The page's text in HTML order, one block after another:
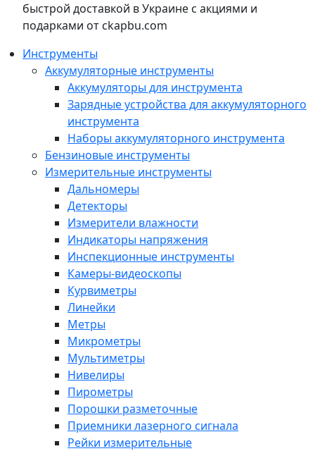
быстрой доставкой в Украине с акциями и
подарками от ckapbu.com
Инструменты
Аккумуляторные инструменты
Аккумуляторы для инструмента
Зарядные устройства для аккумуляторного
инструмента
Наборы аккумуляторного инструмента
Бензиновые инструменты
Измерительные инструменты
Дальномеры
Детекторы
Измерители влажности
Индикаторы напряжения
Инспекционные инструменты
Камеры-видеоскопы
Курвиметры
Линейки
Метры
Микрометры
Мультиметры
Нивелиры
Пирометры
Порошки разметочные
Приемники лазерного сигнала
Рейки измерительные